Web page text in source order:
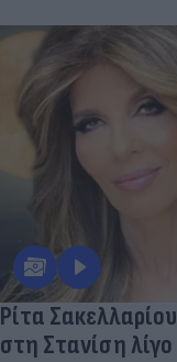
Ρίτα
στη Στανίση